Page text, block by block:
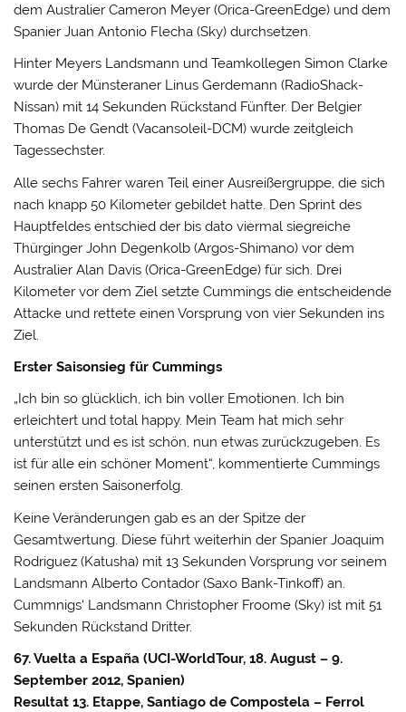
dem Australier Cameron Meyer (Orica-GreenEdge) und dem
Spanier Juan Antonio Flecha (Sky) durchsetzen.
Hinter Meyers Landsmann und Teamkollegen Simon Clarke
wurde der Münsteraner Linus Gerdemann (RadioShack-
Nissan) mit 14 Sekunden Rückstand Fünfter. Der Belgier
Thomas De Gendt (Vacansoleil-DCM) wurde zeitgleich
Tagessechster.
Alle sechs Fahrer waren Teil einer Ausreißergruppe, die sich
nach knapp 50 Kilometer gebildet hatte. Den Sprint des
Hauptfeldes entschied der bis dato viermal siegreiche
Thürginger John Degenkolb (Argos-Shimano) vor dem
Australier Alan Davis (Orica-GreenEdge) für sich. Drei
Kilometer vor dem Ziel setzte Cummings die entscheidende
Attacke und rettete einen Vorsprung von vier Sekunden ins
Ziel.
Erster Saisonsieg für Cummings
„Ich bin so glücklich, ich bin voller Emotionen. Ich bin
erleichtert und total happy. Mein Team hat mich sehr
unterstützt und es ist schön, nun etwas zurückzugeben. Es
ist für alle ein schöner Moment“, kommentierte Cummings
seinen ersten Saisonerfolg.
Keine Veränderungen gab es an der Spitze der
Gesamtwertung. Diese führt weiterhin der Spanier Joaquim
Rodriguez (Katusha) mit 13 Sekunden Vorsprung vor seinem
Landsmann Alberto Contador (Saxo Bank-Tinkoff) an.
Cummnigs‘ Landsmann Christopher Froome (Sky) ist mit 51
Sekunden Rückstand Dritter.
67. Vuelta a España (UCI-WorldTour, 18. August – 9.
September 2012, Spanien)
Resultat 13. Etappe, Santiago de Compostela – Ferrol